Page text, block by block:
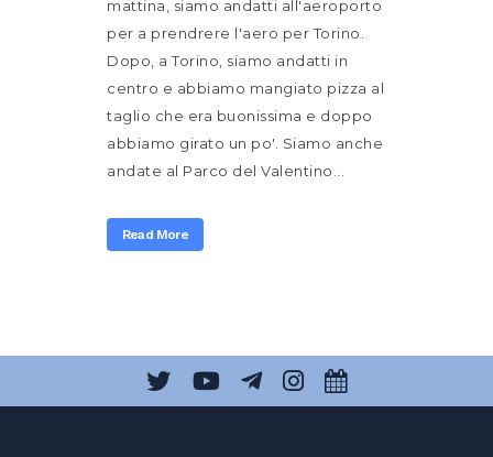
mattina, siamo andatti all'aeroporto
per a prendrere l'aero per Torino.
Dopo, a Torino, siamo andatti in
centro e abbiamo mangiato pizza al
taglio che era buonissima e doppo
abbiamo girato un po'. Siamo anche
andate al Parco del Valentino...
Read More